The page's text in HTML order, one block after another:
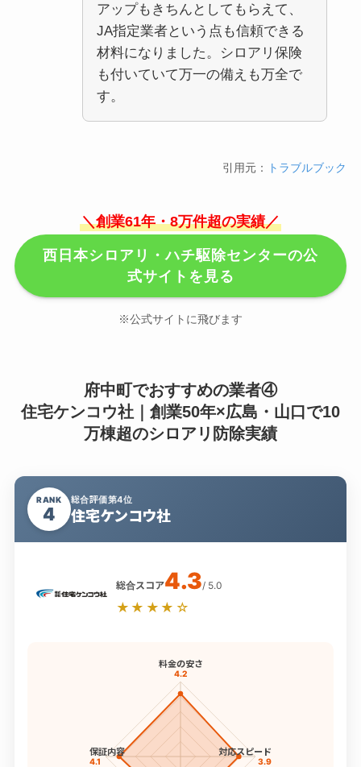
アップもきちんとしてもらえて、
JA指定業者という点も信頼できる
材料になりました。シロアリ保険
も付いていて万一の備えも万全で
す。
引用元： トラブルブック
＼創業61年・8万件超の実績／
西日本シロアリ・ハチ駆除センターの公
式サイトを見る
※公式サイトに飛びます
府中町でおすすめの業者④
住宅ケンコウ社｜創業50年×広島・山口で10
万棟超のシロアリ防除実績
RANK
4
総合評価第4位
住宅ケンコウ社
総合スコア4.3/ 5.0
★★★★☆
料金の安さ
4.2
対応スピード
3.9
保証内容
4.1